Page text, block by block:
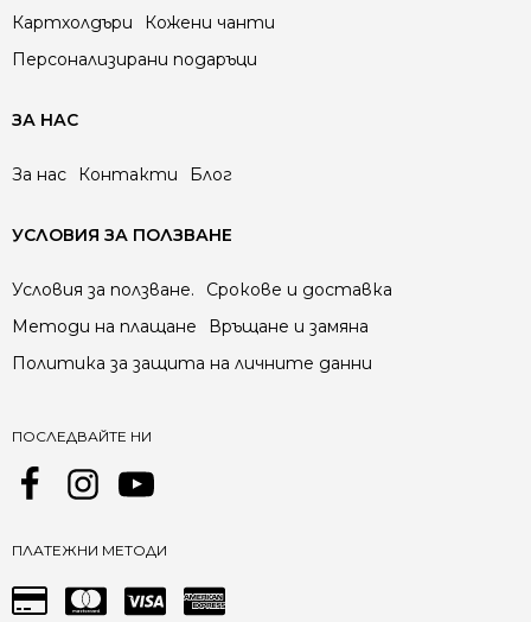
Картхолдъри
Кожени чанти
Персонализирани подаръци
ЗА НАС
За нас Контакти Блог
УСЛОВИЯ ЗА ПОЛЗВАНЕ
Условия за ползване.
Срокове и доставка
Методи на плащане
Връщане и замяна
Политика за защита на личните данни
ПОСЛЕДВАЙТЕ НИ
ПЛАТЕЖНИ МЕТОДИ